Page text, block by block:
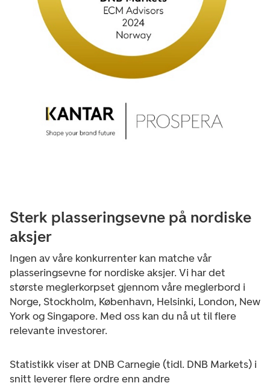
Sterk plasseringsevne på nordiske
aksjer
Ingen av våre konkurrenter kan matche vår
plasseringsevne for nordiske aksjer. Vi har det
største meglerkorpset gjennom våre meglerbord i
Norge, Stockholm, København, Helsinki, London, New
York og Singapore. Med oss kan du nå ut til flere
relevante investorer.
Statistikk viser at DNB Carnegie (tidl. DNB Markets) i
snitt leverer flere ordre enn andre